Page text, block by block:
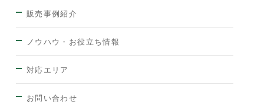
販売事例紹介
ノウハウ・お役立ち情報
対応エリア
お問い合わせ